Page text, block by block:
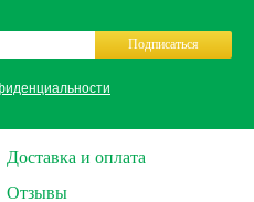
Подписаться
Доставка и оплата
Отзывы